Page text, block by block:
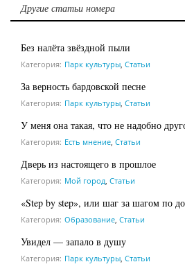
Другие статьи номера
Без налёта звёздной пыли
Категория: Парк культуры Статьи
За верность бардовской песне
Категория: Парк культуры Статьи
У меня она такая, что не надобно
Категория: Есть мнение Статьи
Дверь из настоящего в прошлое
Категория: Мой город Статьи
«Step by step», или шаг за шагом по
Категория: Образование Статьи
Увидел — запало в душу
Категория: Парк культуры Статьи